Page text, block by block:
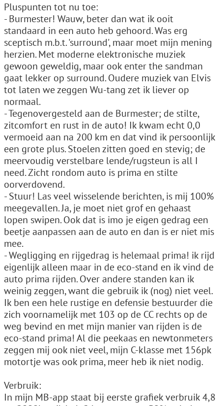
Pluspunten tot nu toe:
- Burmester! Wauw, beter dan wat ik ooit
standaard in een auto heb gehoord. Was erg
sceptisch m.b.t. 'surround', maar moet mijn mening
herzien. Met moderne elektronische muziek
gewoon geweldig, maar ook enter the sandman
gaat lekker op surround. Oudere muziek van Elvis
tot laten we zeggen Wu-tang zet ik liever op
normaal.
- Tegenovergesteld aan de Burmester; de stilte,
zitcomfort en rust in de auto! Ik kwam echt 0,0
vermoeid aan na 200 km en dat vind ik persoonlijk
een grote plus. Stoelen zitten goed en stevig; de
meervoudig verstelbare lende/rugsteun is all I
need. Zicht rondom auto is prima en stilte
oorverdovend.
- Stuur! Las veel wisselende berichten, is mij 100%
meegevallen. Ja, je moet niet grof en gehaast
lopen swipen. Ook dat is imo je eigen gedrag een
beetje aanpassen aan de auto en dan is er niet mis
mee.
- Wegligging en rijgedrag is helemaal prima! ik rijd
eigenlijk alleen maar in de eco-stand en ik vind de
auto prima rijden. Over andere standen kan ik
weinig zeggen, want die gebruik ik (nog) niet veel.
Ik ben een hele rustige en defensie bestuurder die
zich voornamelijk met 103 op de CC rechts op de
weg bevind en met mijn manier van rijden is de
eco-stand prima! Al die peekaas en newtonmeters
zeggen mij ook niet veel, mijn C-klasse met 156pk
motortje was ook prima, meer heb ik niet nodig.
Verbruik:
In mijn MB-app staat bij eerste grafiek verbruik 4,8